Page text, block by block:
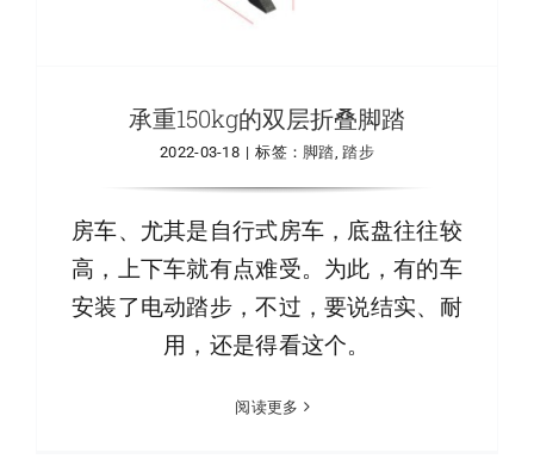
承重150kg的双层折叠脚踏
2022-03-18 | 标签： 脚踏 ,踏步
房车、尤其是自行式房车，底盘往往较
高，上下车就有点难受。为此，有的车
安装了电动踏步，不过，要说结实、耐
用，还是得看这个。
阅读更多